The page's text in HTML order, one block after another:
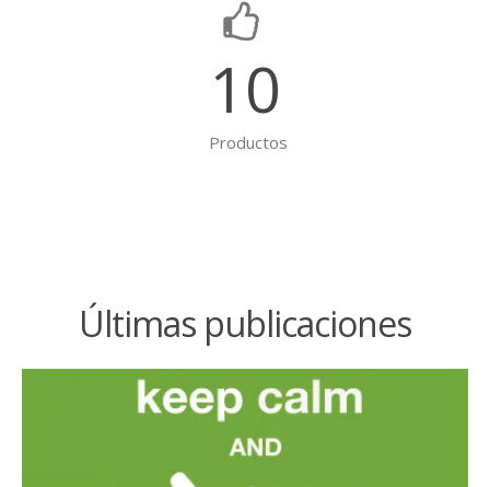
10
Productos
Últimas publicaciones